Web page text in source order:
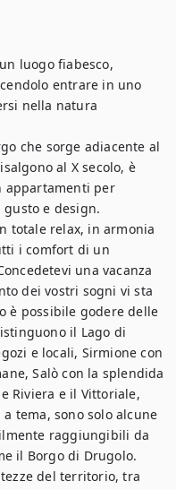
luogo fiabesco,
entrare in uno
nella natura
che sorge adiacente al
al X secolo, è
appartamenti per
e design.
totale relax, in armonia
i comfort di un
una vacanza
dei vostri sogni vi sta
è possibile godere delle
il Lago di
e locali, Sirmione con
Salò con la splendida
Riviera e il Vittoriale,
tema, sono solo alcune
raggiungibili da
il Borgo di Drugolo.
del territorio, tra